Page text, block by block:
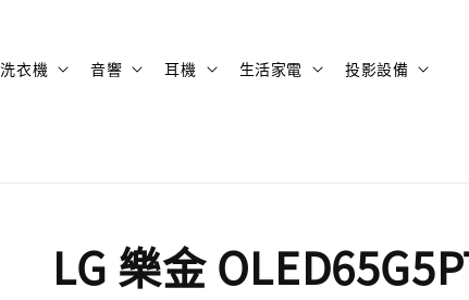
洗衣機 音響 耳機 生活家電 投影設備
LG 樂金